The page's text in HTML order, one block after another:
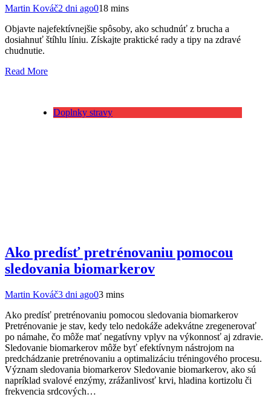
Martin Kováč2 dni ago018 mins
Objavte najefektívnejšie spôsoby, ako schudnúť z brucha a
dosiahnuť štíhlu líniu. Získajte praktické rady a tipy na zdravé
chudnutie.
Read More
Doplnky stravy
Ako predísť pretrénovaniu pomocou
sledovania biomarkerov
Martin Kováč3 dni ago03 mins
Ako predísť pretrénovaniu pomocou sledovania biomarkerov
Pretrénovanie je stav, kedy telo nedokáže adekvátne zregenerovať
po námahe, čo môže mať negatívny vplyv na výkonnosť aj zdravie.
Sledovanie biomarkerov môže byť efektívnym nástrojom na
predchádzanie pretrénovaniu a optimalizáciu tréningového procesu.
Význam sledovania biomarkerov Sledovanie biomarkerov, ako sú
napríklad svalové enzýmy, zrážanlivosť krvi, hladina kortizolu či
frekvencia srdcových…